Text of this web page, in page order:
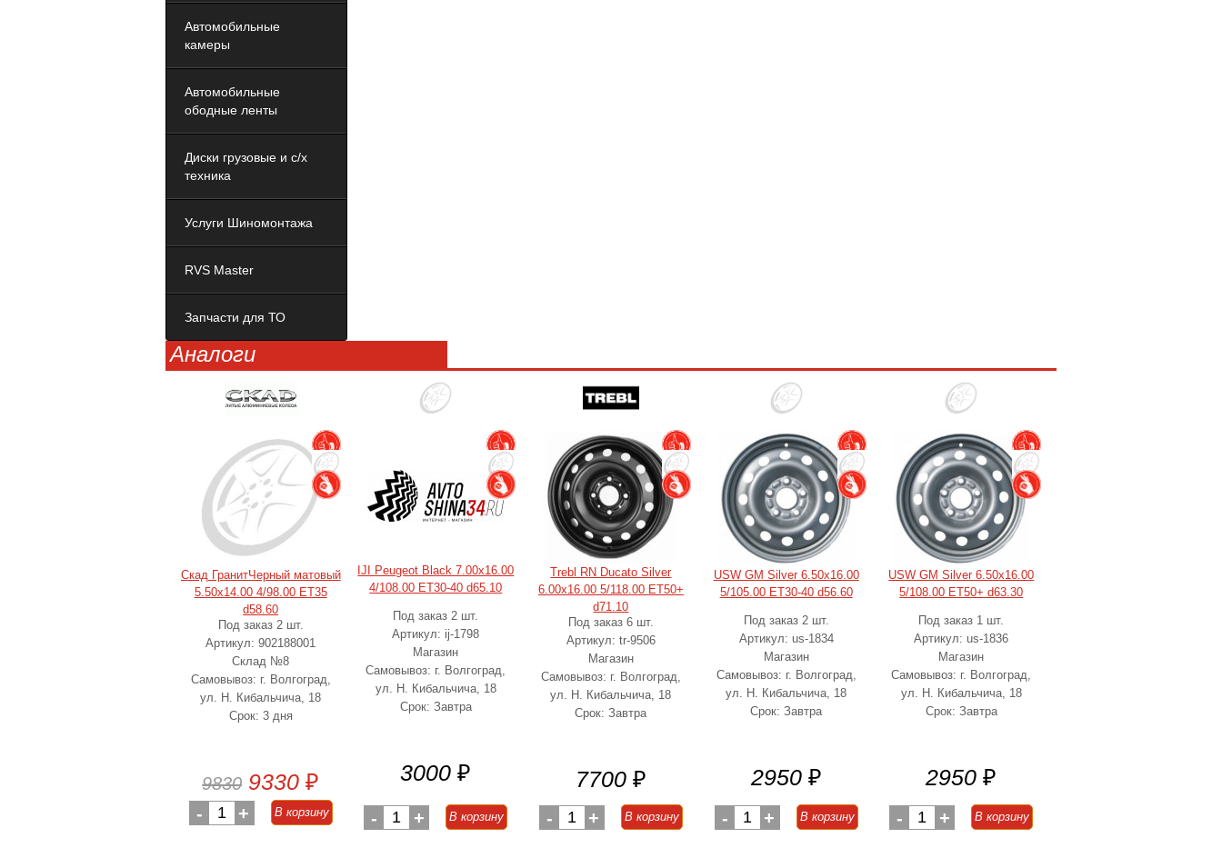
Автомобильные
камеры
Автомобильные
ободные ленты
Диски грузовые и с/х
техника
Услуги Шиномонтажа
RVS Master
Запчасти для ТО
Аналоги
Скад ГранитЧерный матовый
5.50x14.00 4/98.00 ET35
d58.60
Под заказ 2 шт.
Артикул: 902188001
Склад №8
Самовывоз: г. Волгоград,
ул. Н. Кибальчича, 18
Срок: 3 дня
9830 9330 ₽
- 1 + В корзину
IJI Peugeot Black 7.00x16.00
4/108.00 ET30-40 d65.10
Под заказ 2 шт.
Артикул: ij-1798
Магазин
Самовывоз: г. Волгоград,
ул. Н. Кибальчича, 18
Срок: Завтра
3000 ₽
- 1 + В корзину
Trebl RN Ducato Silver
6.00x16.00 5/118.00 ET50+
d71.10
Под заказ 6 шт.
Артикул: tr-9506
Магазин
Самовывоз: г. Волгоград,
ул. Н. Кибальчича, 18
Срок: Завтра
7700 ₽
- 1 + В корзину
USW GM Silver 6.50x16.00
5/105.00 ET30-40 d56.60
Под заказ 2 шт.
Артикул: us-1834
Магазин
Самовывоз: г. Волгоград,
ул. Н. Кибальчича, 18
Срок: Завтра
2950 ₽
- 1 + В корзину
USW GM Silver 6.50x16.00
5/108.00 ET50+ d63.30
Под заказ 1 шт.
Артикул: us-1836
Магазин
Самовывоз: г. Волгоград,
ул. Н. Кибальчича, 18
Срок: Завтра
2950 ₽
- 1 + В корзину